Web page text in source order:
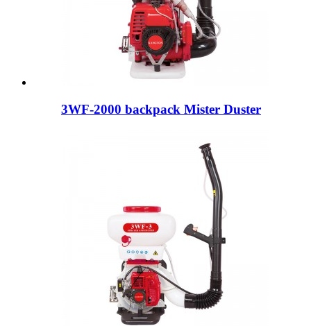
3WF-2000 backpack Mister Duster